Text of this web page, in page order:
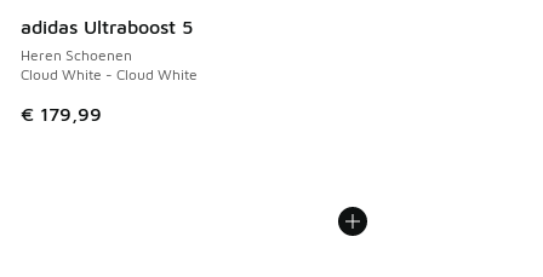
adidas Ultraboost 5
Heren Schoenen
Cloud White - Cloud White
€ 179,99